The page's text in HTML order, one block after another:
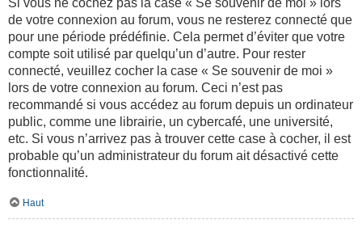
Si vous ne cochez pas la case « Se souvenir de moi » lors
de votre connexion au forum, vous ne resterez connecté que
pour une période prédéfinie. Cela permet d’éviter que votre
compte soit utilisé par quelqu’un d’autre. Pour rester
connecté, veuillez cocher la case « Se souvenir de moi »
lors de votre connexion au forum. Ceci n’est pas
recommandé si vous accédez au forum depuis un ordinateur
public, comme une librairie, un cybercafé, une université,
etc. Si vous n’arrivez pas à trouver cette case à cocher, il est
probable qu’un administrateur du forum ait désactivé cette
fonctionnalité.
Haut